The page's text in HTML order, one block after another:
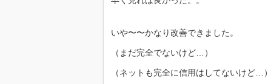
いや〜〜かなり改善できました。
（まだ完全でないけど…）
（ネットも完全に信用はしてないけど…）